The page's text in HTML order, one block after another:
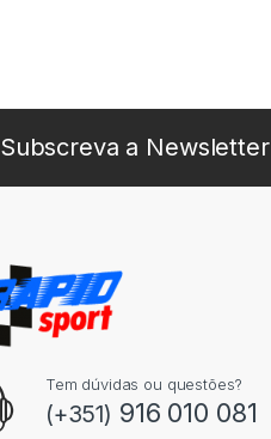
Subscreva a Newsletter
Tem dúvidas ou questões?
(+351) 916 010 081